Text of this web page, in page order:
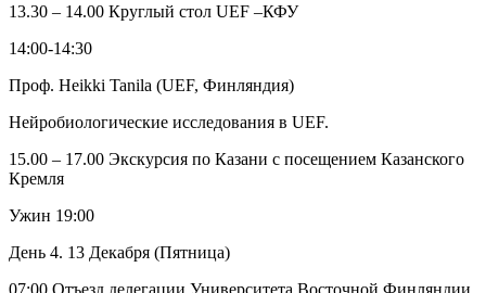
13.30 – 14.00 Круглый стол UEF –КФУ
14:00-14:30
Проф. Heikki Tanila (UEF, Финляндия)
Нейробиологические исследования в UEF.
15.00 – 17.00 Экскурсия по Казани с посещением Казанского
Кремля
Ужин 19:00
День 4. 13 Декабря (Пятница)
07:00 Отъезд делегации Университета Восточной Финляндии